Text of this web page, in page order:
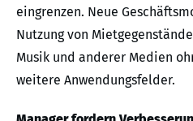
eingrenzen. Neue
Nutzung von
Musik und anderer Medien
weitere Anwendungsfelder.